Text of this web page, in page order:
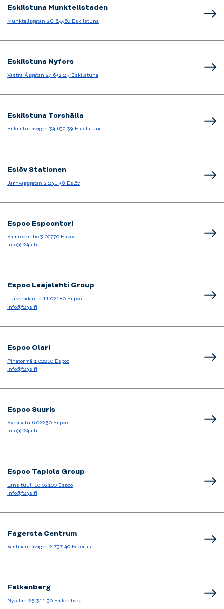
Eskilstuna Munktellstaden
Munktellsgatan 2C 63360 Eskilstuna
Eskilstuna Nyfors
Västra Åsgatan 27 632 25 Eskilstuna
Eskilstuna Torshälla
Eskilstunavägen 34 632 39 Eskilstuna
Eslöv Stationen
Järnvägsgatan 2 241 38 Eslöv
Espoo Espoontori
Kamreerintie 3 02770 Espoo
info@f24s.fi
Espoo Laajalahti Group
Turveradantie 11 02180 Espoo
info@f24s.fi
Espoo Olari
Pihatörmä 1 02210 Espoo
info@f24s.fi
Espoo Suuris
Kynäkatu 6 02250 Espoo
info@f24s.fi
Espoo Tapiola Group
Länsituuli 10 02100 Espoo
info@f24s.fi
Fagersta Centrum
Västmannavägen 2 737 40 Fagersta
Falkenberg
Nygatan 25 311 30 Falkenberg